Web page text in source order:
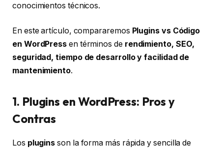
conocimientos técnicos.
En este artículo, compararemos Plugins vs Código
en WordPress en términos de rendimiento, SEO,
seguridad, tiempo de desarrollo y facilidad de
mantenimiento.
1. Plugins en WordPress: Pros y
Contras
Los plugins son la forma más rápida y sencilla de